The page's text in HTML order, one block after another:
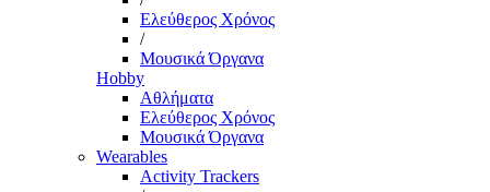
Ελεύθερος Χρόνος
/
Μουσικά Όργανα
Hobby
Αθλήματα
Ελεύθερος Χρόνος
Μουσικά Όργανα
Wearables
Activity Trackers